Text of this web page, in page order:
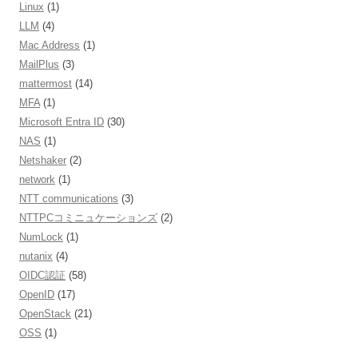
Linux (1)
LLM (4)
Mac Address (1)
MailPlus (3)
mattermost (14)
MFA(1)
Microsoft Entra ID (30)
NAS (1)
Netshaker (2)
network (1)
NTT communications (3)
NTTPCコミニュケーションズ (2)
NumLock (1)
nutanix (4)
OIDC認証 (58)
OpenID (17)
OpenStack (21)
OSS (1)